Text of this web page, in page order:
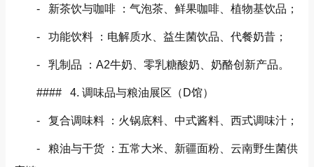
- 新茶饮与咖啡 ：气泡茶、鲜果咖啡、植物基饮品；
- 功能饮料 ：电解质水、益生菌饮品、代餐奶昔；
- 乳制品 ：A2牛奶、零乳糖酸奶、奶酪创新产品。
#### 4. 调味品与粮油展区（D馆）
- 复合调味料 ：火锅底料、中式酱料、西式调味汁；
- 粮油与干货 ：五常大米、新疆面粉、云南野生菌供